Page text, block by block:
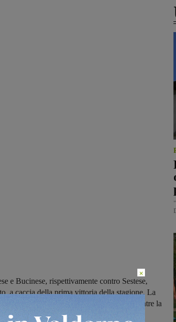
e Bucinese, rispettivamente contro Sestese,
a caccia della prima vittoria della stagione. La
pieno Rignanese sfida la Castiglionese, mentre la
sul campo del Porta Romana
×